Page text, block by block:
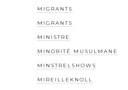
MIGRANTS
MIGRANTS
MINISTRE
MINORITÉ MUSULMANE
MINSTRELSHOWS
MIREILLEKNOLL